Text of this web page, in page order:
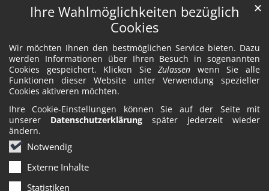
Ihre Wahlmöglichkeiten bezüglich
Cookies
Wir möchten Ihnen den bestmöglichen Service bieten. Dazu
werden Informationen über Ihren Besuch in sogenannten
Cookies gespeichert. Klicken SieZulassen wenn Sie alle
Funktionen dieser Website unter Verwendung spezieller
Cookies aktiveren möchten.
Ihre Cookie-Einstellungen können Sie auf der Seite mit
unserer Datenschutzerklärung später jederzeit wieder
ändern.
Notwendig
Externe Inhalte
Statistiken
✕